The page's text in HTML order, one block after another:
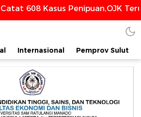
608 Kasus Penipuan,OJK
Internasional Pemprov Sulut